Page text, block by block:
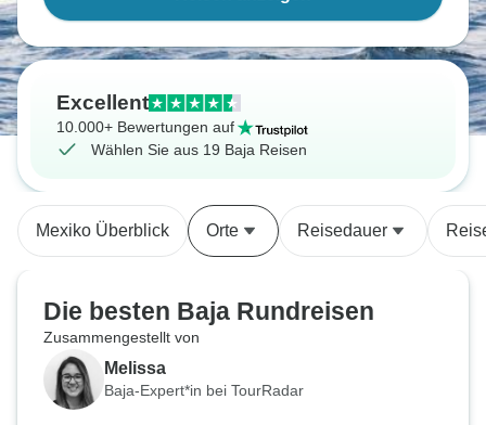
Excellent
10.000+ Bewertungen auf
Wählen Sie aus 19 Baja Reisen
Mexiko Überblick Orte Reisedauer
Die besten Baja Rundreisen
Zusammengestellt von
Melissa
Baja-Expert*in bei TourRadar